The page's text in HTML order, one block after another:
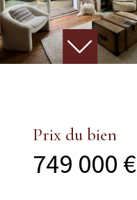
Prix du bien
749 000 €